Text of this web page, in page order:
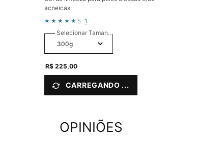
acneicas
5 1
Selecionar Tamanho
R$ 225,00
CARREGANDO ...
PDP Product Integrated Skincare Section
OPINIÕES